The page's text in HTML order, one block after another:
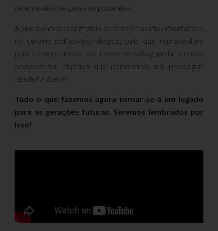
de emissões de gases de poluentes.
A Sun Concept congratula-se com estas movimentações
no cenário politico-estratégico, pelo que representam
para o compromisso dos lideres em salvaguardar o nosso
ecossistema, objetivo que persistimos em prosseguir
desde há 6 anos.
Tudo o que fazemos agora tornar-se-á um legado
para as gerações futuras. Seremos lembrados por
isso!